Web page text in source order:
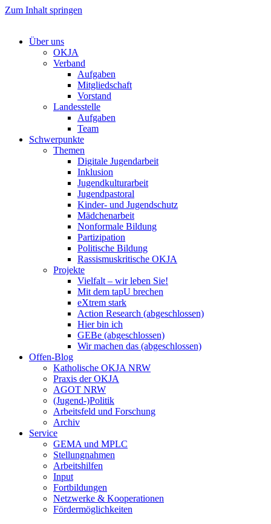
Zum Inhalt springen
Über uns
OKJA
Verband
Aufgaben
Mitgliedschaft
Vorstand
Landesstelle
Aufgaben
Team
Schwerpunkte
Themen
Digitale Jugendarbeit
Inklusion
Jugendkulturarbeit
Jugendpastoral
Kinder- und Jugendschutz
Mädchenarbeit
Nonformale Bildung
Partizipation
Politische Bildung
Rassismuskritische OKJA
Projekte
Vielfalt – wir leben Sie!
Mit dem tapU brechen
eXtrem stark
Action Research (abgeschlossen)
Hier bin ich
GEBe (abgeschlossen)
Wir machen das (abgeschlossen)
Offen-Blog
Katholische OKJA NRW
Praxis der OKJA
AGOT NRW
(Jugend-)Politik
Arbeitsfeld und Forschung
Archiv
Service
GEMA und MPLC
Stellungnahmen
Arbeitshilfen
Input
Fortbildungen
Netzwerke & Kooperationen
Fördermöglichkeiten